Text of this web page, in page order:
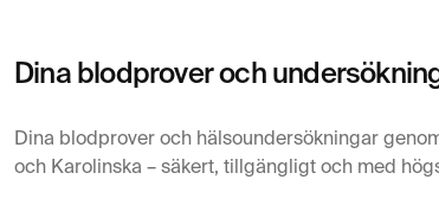
Dina blodprover och
Dina blodprover och hälsoundersökningar
och Karolinska – säkert, tillgängligt och med